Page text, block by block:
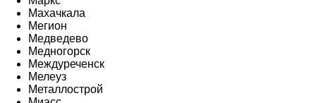
Махачкала
Мегион
Медведево
Медногорск
Междуреченск
Мелеуз
Металлострой